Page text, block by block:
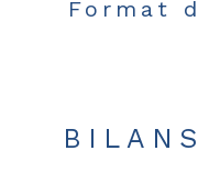
Format